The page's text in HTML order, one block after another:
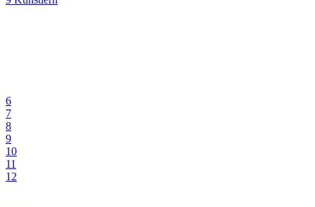
6
7
8
9
10
11
12